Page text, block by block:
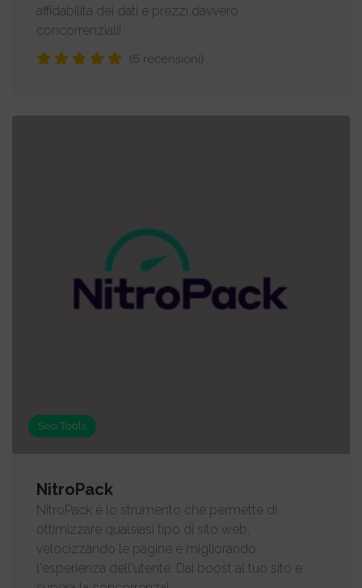
affidabilità dei dati e prezzi davvero
concorrenziali!
(6 recensioni)
Seo Tools
NitroPack
NitroPack è lo strumento che permette di
ottimizzare qualsiasi tipo di sito web,
velocizzando le pagine e migliorando
l'esperienza dell'utente. Dai boost al tuo sito e